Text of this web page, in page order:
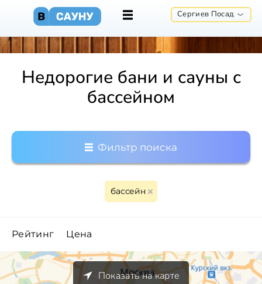
Сергиев Посад
Недорогие бани и сауны с
бассейном
Фильтр поиска
бассейн
Рейтинг Цена
Показать на карте